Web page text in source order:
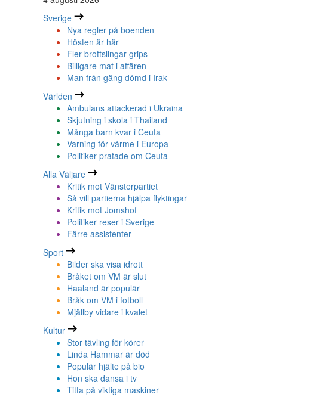
Sverige
Nya regler på boenden
Hösten är här
Fler brottslingar grips
Billigare mat i affären
Man från gäng dömd i Irak
Världen
Ambulans attackerad i Ukraina
Skjutning i skola i Thailand
Många barn kvar i Ceuta
Varning för värme i Europa
Politiker pratade om Ceuta
Alla Väljare
Kritik mot Vänsterpartiet
Så vill partierna hjälpa flyktingar
Kritik mot Jomshof
Politiker reser i Sverige
Färre assistenter
Sport
Bilder ska visa idrott
Bråket om VM är slut
Haaland är populär
Bråk om VM i fotboll
Mjällby vidare i kvalet
Kultur
Stor tävling för körer
Linda Hammar är död
Populär hjälte på bio
Hon ska dansa i tv
Titta på viktiga maskiner